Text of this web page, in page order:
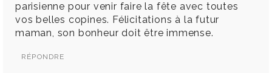
parisienne pour venir faire la fête avec toutes
vos belles copines. Félicitations à la futur
maman, son bonheur doit être immense.
RÉPONDRE